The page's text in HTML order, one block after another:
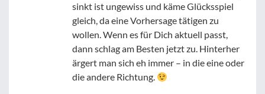
sinkt ist ungewiss und käme Glücksspiel
gleich, da eine Vorhersage tätigen zu
wollen. Wenn es für Dich aktuell passt,
dann schlag am Besten jetzt zu. Hinterher
ärgert man sich eh immer – in die eine oder
die andere Richtung.